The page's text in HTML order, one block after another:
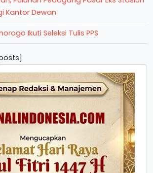
Kantor Dewan
Ikuti Seleksi Tulis PPS